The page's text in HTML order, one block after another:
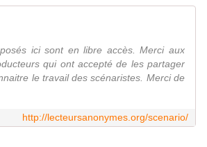
ici sont en libre accès. Merci aux
qui ont accepté de les partager
le travail des scénaristes. Merci de
http://lecteursanonymes.org/scenario/